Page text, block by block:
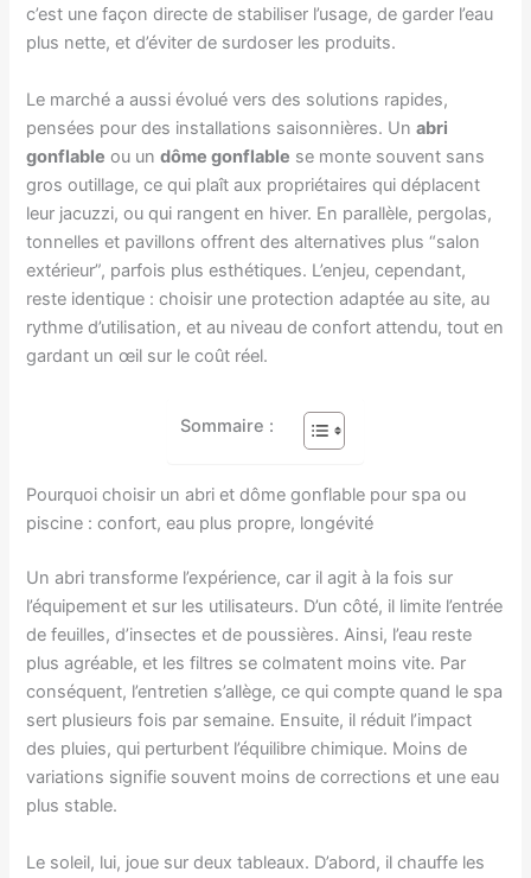
c’est une façon directe de stabiliser l’usage, de garder l’eau
plus nette, et d’éviter de surdoser les produits.
Le marché a aussi évolué vers des solutions rapides,
pensées pour des installations saisonnières. Unabri
gonflable ou undôme gonflable se monte souvent sans
gros outillage, ce qui plaît aux propriétaires qui déplacent
leur jacuzzi, ou qui rangent en hiver. En parallèle, pergolas,
tonnelles et pavillons offrent des alternatives plus “salon
extérieur”, parfois plus esthétiques. L’enjeu, cependant,
reste identique : choisir une protection adaptée au site, au
rythme d’utilisation, et au niveau de confort attendu, tout en
gardant un œil sur le coût réel.
Sommaire :
Pourquoi choisir un abri et dôme gonflable pour spa ou
piscine : confort, eau plus propre, longévité
Un abri transforme l’expérience, car il agit à la fois sur
l’équipement et sur les utilisateurs. D’un côté, il limite l’entrée
de feuilles, d’insectes et de poussières. Ainsi, l’eau reste
plus agréable, et les filtres se colmatent moins vite. Par
conséquent, l’entretien s’allège, ce qui compte quand le spa
sert plusieurs fois par semaine. Ensuite, il réduit l’impact
des pluies, qui perturbent l’équilibre chimique. Moins de
variations signifie souvent moins de corrections et une eau
plus stable.
Le soleil, lui, joue sur deux tableaux. D’abord, il chauffe les